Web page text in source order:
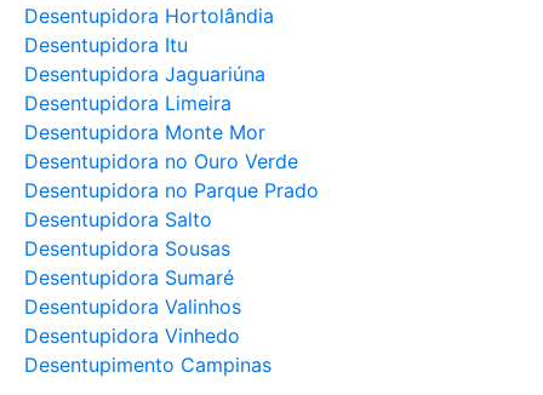
Desentupidora Hortolândia
Desentupidora Itu
Desentupidora Jaguariúna
Desentupidora Limeira
Desentupidora Monte Mor
Desentupidora no Ouro Verde
Desentupidora no Parque Prado
Desentupidora Salto
Desentupidora Sousas
Desentupidora Sumaré
Desentupidora Valinhos
Desentupidora Vinhedo
Desentupimento Campinas